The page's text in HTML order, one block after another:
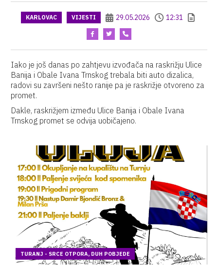
KARLOVAC VIJESTI 29.05.2026 12:31
Iako je još danas po zahtjevu izvođača na raskrižju Ulice
Banija i Obale Ivana Trnskog trebala biti auto dizalica,
radovi su završeni nešto ranije pa je raskrižje otvoreno za
promet.
Dakle, raskrižjem između Ulice Banija i Obale Ivana
Trnskog promet se odvija uobičajeno.
TURANJ - SRCE OTPORA, DUH POBJEDE